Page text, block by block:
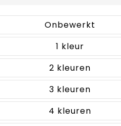
Onbewerkt
1
2
3
4